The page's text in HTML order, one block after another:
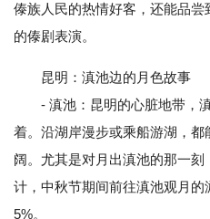
傣族人民的热情好客，还能品
的傣剧表演。
昆明：滇池边的月色故事
- 滇池：昆明的心脏地带，滇
着。沿湖岸漫步或乘船游湖，
阔。尤其是对月出滇池的那一
计，中秋节期间前往滇池观月
5%。